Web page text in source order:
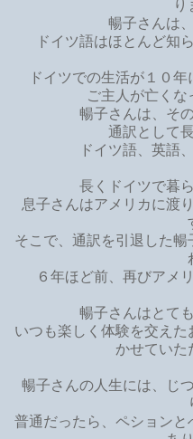
り
暢子さんは
ドイツ語はほとんど知
ドイツでの生活が１０年
ご主人が亡くな
暢子さんは、そ
通訳として
ドイツ語、英語
長くドイツで暮
息子さんはアメリカに渡
そこで、通訳を引退した
６年ほど前、再びアメ
暢子さんはとて
いつも楽しく体験を交え
かせていた
暢子さんの人生には、じ
普通だったら、ペションと